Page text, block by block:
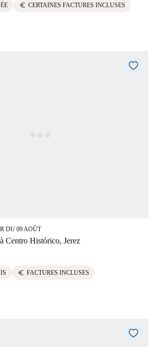
euro CERTAINES FACTURES INCLUSES
DU 09 AOÛT
Centro Histórico, Jerez
euro FACTURES INCLUSES